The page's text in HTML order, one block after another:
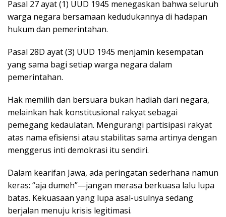
Pasal 27 ayat (1) UUD 1945 menegaskan bahwa seluruh
warga negara bersamaan kedudukannya di hadapan
hukum dan pemerintahan.
Pasal 28D ayat (3) UUD 1945 menjamin kesempatan
yang sama bagi setiap warga negara dalam
pemerintahan.
Hak memilih dan bersuara bukan hadiah dari negara,
melainkan hak konstitusional rakyat sebagai
pemegang kedaulatan. Mengurangi partisipasi rakyat
atas nama efisiensi atau stabilitas sama artinya dengan
menggerus inti demokrasi itu sendiri.
Dalam kearifan Jawa, ada peringatan sederhana namun
keras: “aja dumeh”—jangan merasa berkuasa lalu lupa
batas. Kekuasaan yang lupa asal-usulnya sedang
berjalan menuju krisis legitimasi.